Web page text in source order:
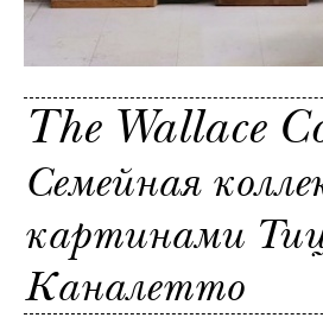
The Wallace
Семейная
картинами
Каналетто